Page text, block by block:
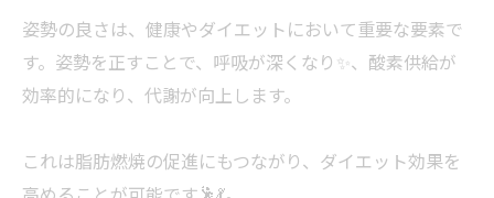
姿勢の良さは、健康やダイエットにおいて重要な要素で
す。姿勢を正すことで、呼吸が深くなり✨、酸素供給が
効率的になり、代謝が向上します。
これは脂肪燃焼の促進にもつながり、ダイエット効果を